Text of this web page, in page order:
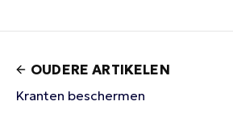
OUDERE ARTIKELEN
Kranten beschermen